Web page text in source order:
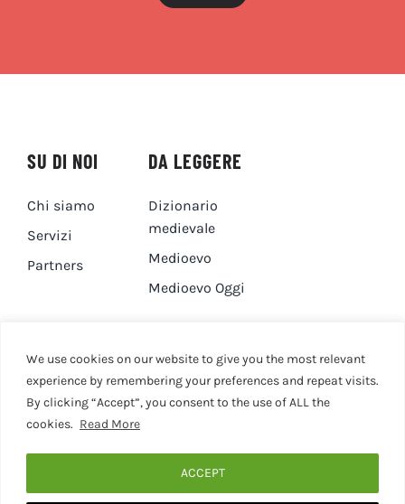
We use cookies on our website to give you the most relevant
experience by remembering your preferences and repeat visits.
By clicking “Accept”, you consent to the use of ALL the
cookies. Read More
ACCEPT
SU DI NOI
Chi siamo
Servizi
Partners
DA LEGGERE
Dizionario
medievale
Medioevo
Medioevo Oggi
DA GUARDARE
Canale YouTube
CONTATTI
Contatti